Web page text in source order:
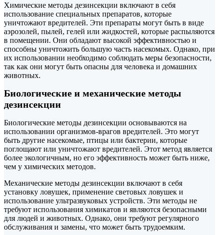
Химические методы дезинсекции включают в себя
использование специальных препаратов, которые
уничтожают вредителей. Эти препараты могут быть в виде
аэрозолей, пылей, гелей или жидкостей, которые распыляются
в помещении. Они обладают высокой эффективностью и
способны уничтожить большую часть насекомых. Однако, при
их использовании необходимо соблюдать меры безопасности,
так как они могут быть опасны для человека и домашних
животных.
Биологические и механические методы
дезинсекции
Биологические методы дезинсекции основываются на
использовании организмов-врагов вредителей. Это могут
быть другие насекомые, птицы или бактерии, которые
поглощают или уничтожают вредителей. Этот метод является
более экологичным, но его эффективность может быть ниже,
чем у химических методов.
Механические методы дезинсекции включают в себя
установку ловушек, применение световых ловушек и
использование ультразвуковых устройств. Эти методы не
требуют использования химикатов и являются безопасными
для людей и животных. Однако, они требуют регулярного
обслуживания и замены, что может быть трудоемким.